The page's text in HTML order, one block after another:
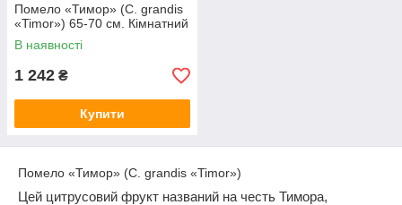
Помело «Тимор» (C. grandis
«Timor») 65-70 см. Кімнатний
В наявності
1 242 ₴
Купити
Помело «Тимор» (C. grandis «Timor»)
Цей цитрусовий фрукт названий на честь Тимора,